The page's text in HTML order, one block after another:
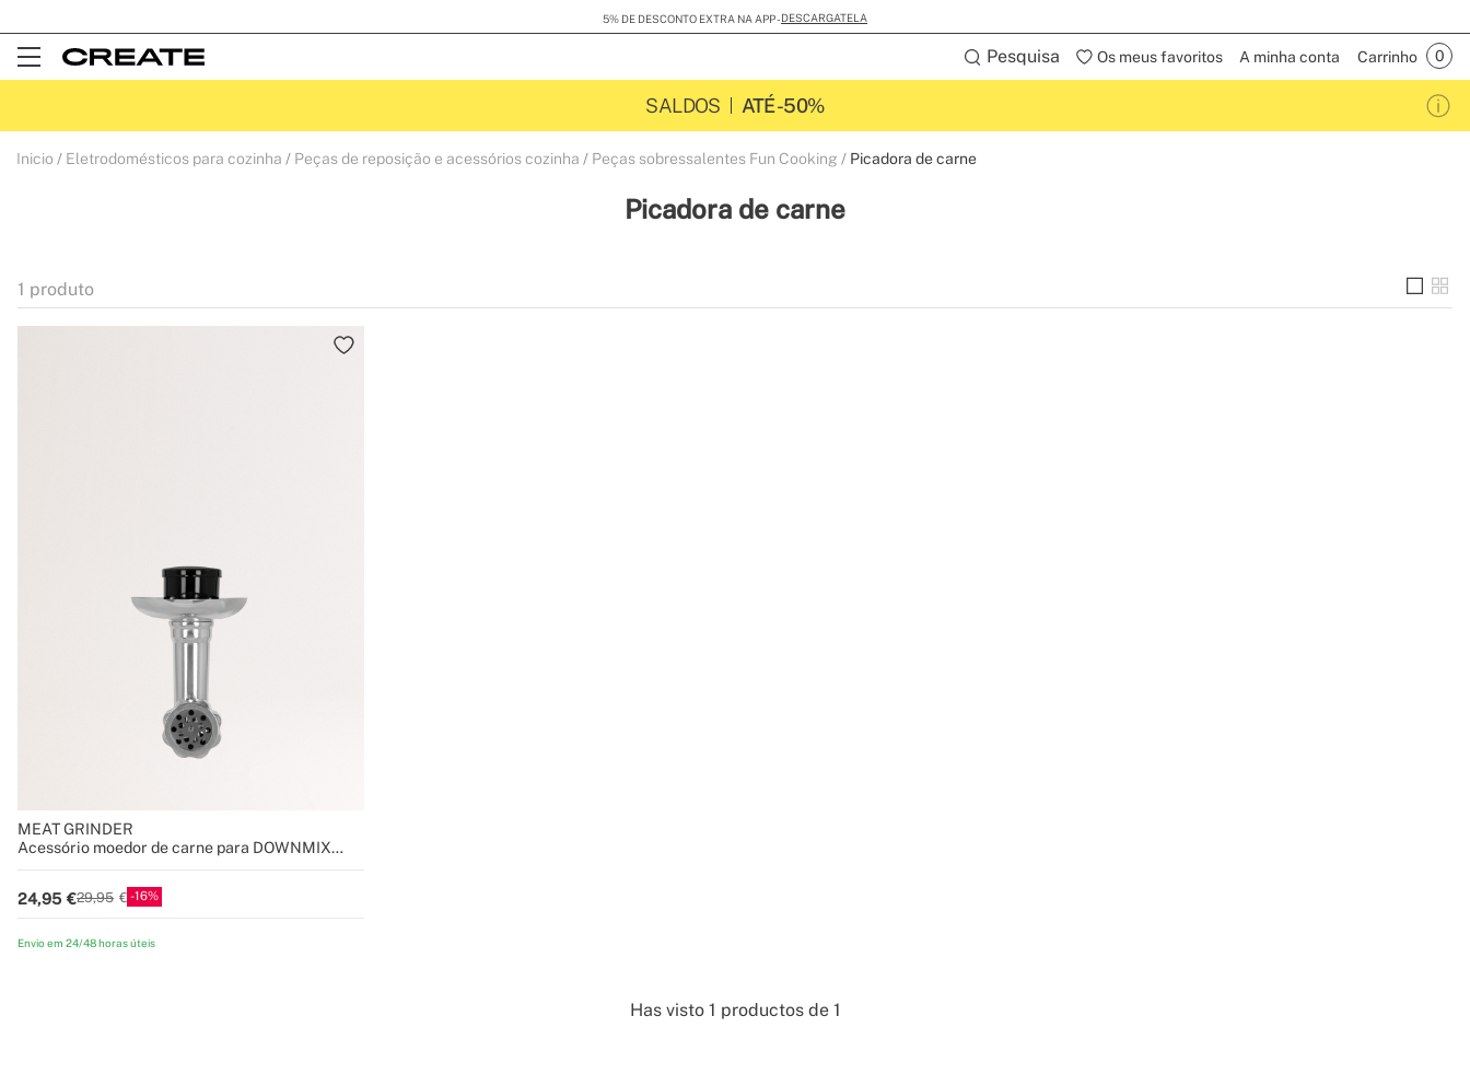
5% DE DESCONTO EXTRA NA APP -DESCARGATELA
Open
Pesquisa Os meus favoritos A minha conta Carrinho
SALDOS ATÉ -50%
Inicio Eletrodomésticos para cozinha Peças de reposição e acessórios cozinha Peças sobressalentes Fun Cooking Picadora de carne
Picadora de carne
1 produto
MEAT GRINDER
Acessório moedor de carne para DOWNMIX
24,95
29,95 16
Envio em 24/48 horas úteis
Has visto 1 productos de 1